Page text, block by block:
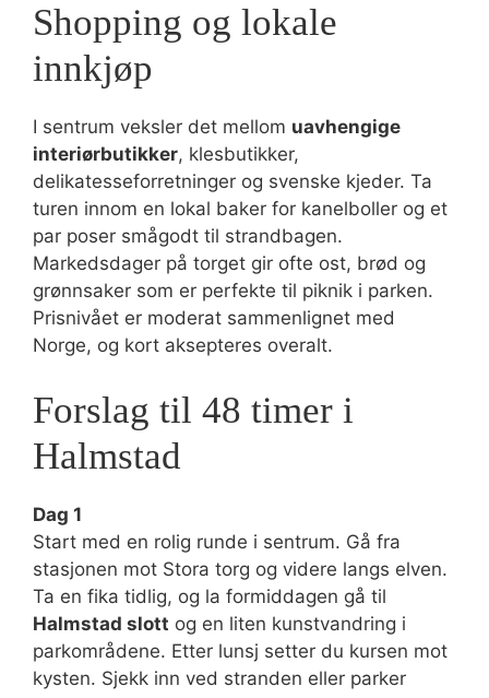
Shopping og lokale
innkjøp
I sentrum veksler det mellom uavhengige
interiørbutikker, klesbutikker,
delikatesseforretninger og svenske kjeder. Ta
turen innom en lokal baker for kanelboller og et
par poser smågodt til strandbagen.
Markedsdager på torget gir ofte ost, brød og
grønnsaker som er perfekte til piknik i parken.
Prisnivået er moderat sammenlignet med
Norge, og kort aksepteres overalt.
Forslag til 48 timer i
Halmstad
Dag 1
Start med en rolig runde i sentrum. Gå fra
stasjonen mot Stora torg og videre langs elven.
Ta en fika tidlig, og la formiddagen gå til
Halmstad slott og en liten kunstvandring i
parkområdene. Etter lunsj setter du kursen mot
kysten. Sjekk inn ved stranden eller parker